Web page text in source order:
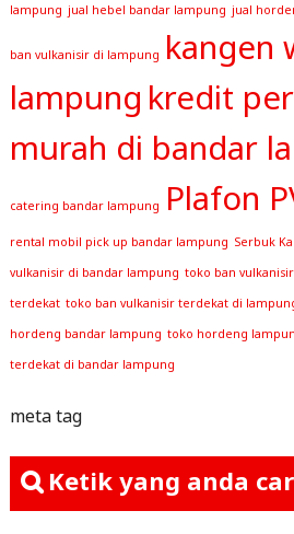
lampung jual hebel bandar lampung jual
ban vulkanisir di lampung kangen
lampung kredit
murah di bandar
catering bandar lampung Plafon
rental mobil pick up bandar lampung Serbuk
vulkanisir di bandar lampung toko ban
terdekat toko ban vulkanisir terdekat di
hordeng bandar lampung toko hordeng
terdekat di bandar lampung
meta tag
Ketik yang anda